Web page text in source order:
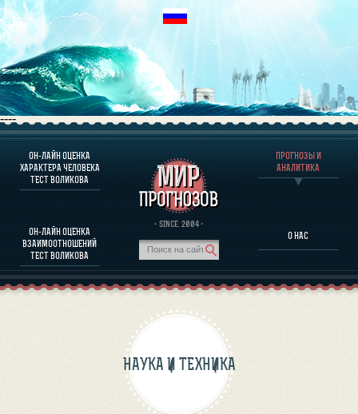
----
ОН-ЛАЙН ОЦЕНКА
ХАРАКТЕРА ЧЕЛОВЕКА
ТЕСТ ВОЛИКОВА
ОН-ЛАЙН ОЦЕНКА
ВЗАИМООТНОШЕНИЙ
ТЕСТ ВОЛИКОВА
· SINCE. 2004 ·
ПРОГНОЗЫ И
АНАЛИТИКА
О НАС
О ПРОГРАММЕ
ОЦЕНКА ХАРАКТЕРA ЧЕЛОВЕКА
ОЦЕНКА ХАРАКТЕРА ВЫДАЮЩИХСЯ ЛИЧНОСТЕЙ
О ПРОГРАММЕ
ПРОГНОЗЫ И АНАЛИТИКА
НАУКА И ТЕХНИКА